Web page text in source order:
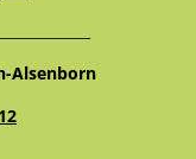
Alsenborn